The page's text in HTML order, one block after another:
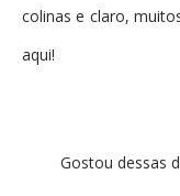
colinas e claro,
aqui!
Gostou dessas